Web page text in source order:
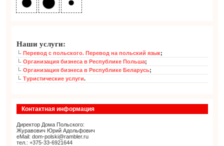
Наши услуги:
Перевод с польского. Перевод на польский язык;
Организация бизнеса в Республике Польша;
Организация бизнеса в Республике Беларусь;
Туристические услуги.
Контактная информация
Директор Дома Польского:
Журавович Юрий Адольфович
eMail: dom-polski@rambler.ru
тел.: +375-33-6921644